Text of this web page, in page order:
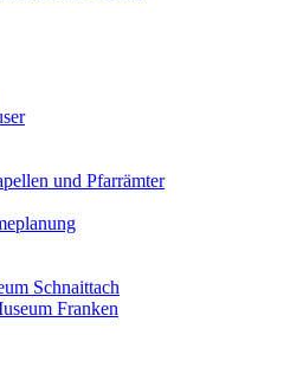
und Pfarrämter
Schnaittach
Franken